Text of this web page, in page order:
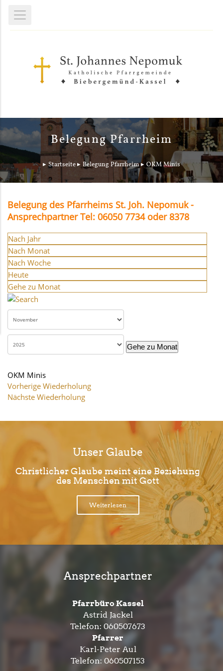
Belegung Pfarrheim
Startseite Belegung Pfarrheim OKM Minis
Belegung des Pfarrheims St. Joh. Nepomuk -
Ansprechpartner Tel: 06050 7734 oder 8378
Nach Jahr
Nach Monat
Nach Woche
Heute
Gehe zu Monat
Gehe zu Monat
OKM Minis
Vorherige Wiederholung
Nächste Wiederholung
Unser Glaube
Christlicher Glaube meint eine Beziehung
des Menschen mit Gott
Weiterlesen
Ansprechpartner
Pfarrbüro Kassel
Astrid Jackel
Telefon: 060507673
Pfarrer
Karl-Peter Aul
Telefon: 060507153